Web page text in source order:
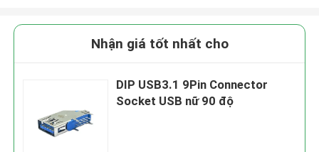
Nhận giá tốt nhất cho
DIP USB3.1 9Pin Connector
Socket USB nữ 90 độ